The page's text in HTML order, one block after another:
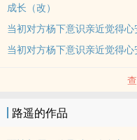
成长（改）
当初对方杨下意识亲近觉得
当初对方杨下意识亲近觉得
路遥的作品